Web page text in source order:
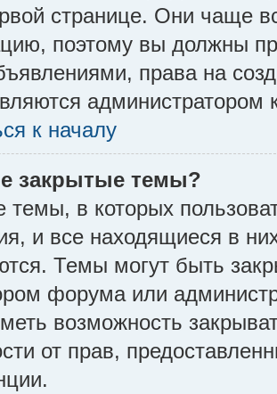
странице. Они чаще
поэтому вы должны
права на
администратором
к началу
закрытые темы?
темы, в которых
и все находящиеся в
Темы могут быть
форума или
возможность
от прав,